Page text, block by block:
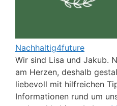
Nachhaltig4future
Wir sind Lisa und Jakub.
am Herzen, deshalb
liebevoll mit hilfreichen
Informationen rund um